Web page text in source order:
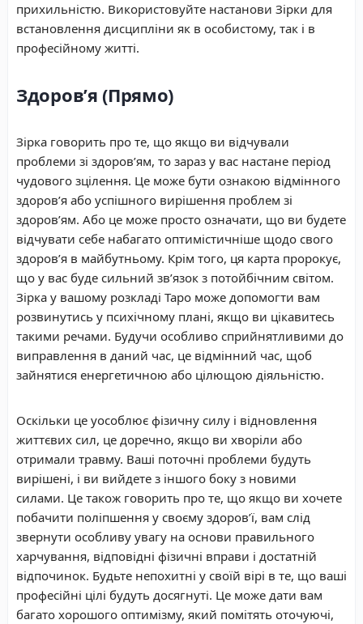
прихильністю. Використовуйте настанови Зірки для
встановлення дисципліни як в особистому, так і в
професійному житті.
Здоров’я (Прямо)
Зірка говорить про те, що якщо ви відчували
проблеми зі здоров’ям, то зараз у вас настане період
чудового зцілення. Це може бути ознакою відмінного
здоров’я або успішного вирішення проблем зі
здоров’ям. Або це може просто означати, що ви будете
відчувати себе набагато оптимістичніше щодо свого
здоров’я в майбутньому. Крім того, ця карта пророкує,
що у вас буде сильний зв’язок з потойбічним світом.
Зірка у вашому розкладі Таро може допомогти вам
розвинутись у психічному плані, якщо ви цікавитесь
такими речами. Будучи особливо сприйнятливими до
виправлення в даний час, це відмінний час, щоб
зайнятися енергетичною або цілющою діяльністю.
Оскільки це уособлює фізичну силу і відновлення
життєвих сил, це доречно, якщо ви хворіли або
отримали травму. Ваші поточні проблеми будуть
вирішені, і ви вийдете з іншого боку з новими
силами. Це також говорить про те, що якщо ви хочете
побачити поліпшення у своєму здоров’ї, вам слід
звернути особливу увагу на основи правильного
харчування, відповідні фізичні вправи і достатній
відпочинок. Будьте непохитні у своїй вірі в те, що ваші
професійні цілі будуть досягнуті. Це може дати вам
багато хорошого оптимізму, який помітять оточуючі,